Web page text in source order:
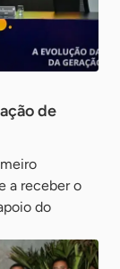
de
a receber o
do